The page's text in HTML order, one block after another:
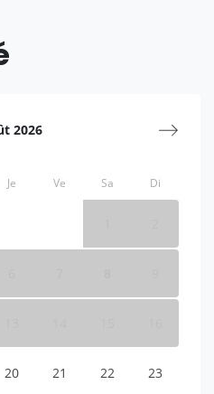
2026
Je Ve Sa Di
20 21 22 23